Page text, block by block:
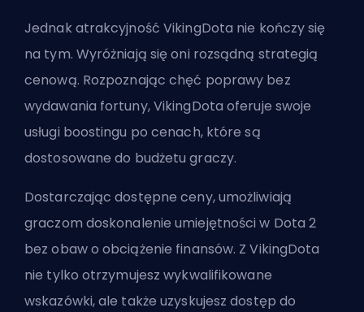
Jednak atrakcyjność VikingDota nie kończy się
na tym. Wyróżniają się oni rozsądną strategią
cenową. Rozpoznając chęć poprawy bez
wydawania fortuny, VikingDota oferuje swoje
usługi boostingu po cenach, które są
dostosowane do budżetu graczy.
Dostarczając dostępne ceny, umożliwiają
graczom doskonalenie umiejętności w Dota 2
bez obaw o obciążenie finansów. Z VikingDota
nie tylko otrzymujesz wykwalifikowane
wskazówki, ale także uzyskujesz dostęp do